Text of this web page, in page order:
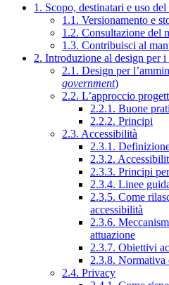
1. Scopo, destinatari e uso
1.1. Versionamento e
1.2. Consultazione del
1.3. Contribuisci al
2. Introduzione al design per
2.1. Design per
government)
2.2. L’approccio
2.2.1. Buone
2.2.2. Principi
2.3. Accessibilità
2.3.1.
2.3.2.
2.3.3. Principi
2.3.4. Linee
2.3.5. Come
accessibilità
2.3.6.
attuazione
2.3.7. Obiettivi
2.3.8. Normativa
2.4. Privacy